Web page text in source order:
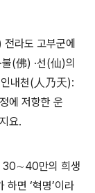
라도 고부군에
(佛) ·선(仙)의
인내천(人乃天):
에 저항한 운
요.
30∼40만의 희생
하면 ‘혁명’이라